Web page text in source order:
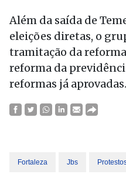
Além da saída de
eleições diretas, o
tramitação da
reforma da
reformas já aprovadas.
Fortaleza Jbs